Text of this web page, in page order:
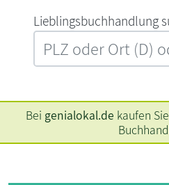
L‍i‍e‍b‍l‍i‍n‍g‍s‍b‍u‍c‍h‍h‍a‍n‍d‍l‍u‍n‍g‍
Bei genialokal.de kaufen